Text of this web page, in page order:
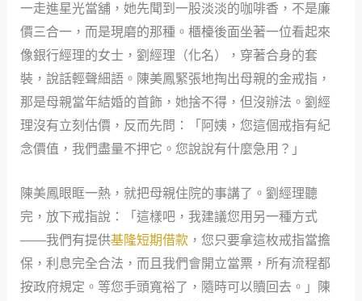
一走進星光當舖，她先聞到一股淡淡的咖啡香，不是廉
價三合一，而是現磨的那種。櫃檯後面坐著一位看起來
像銀行經理的女士，劉經理（化名），穿著合身的套
裝，說話輕聲細語。陳美鳳緊張地掏出母親的金戒指，
那是母親當年結婚的首飾，她捨不得，但沒辦法。劉經
理沒有立刻估價，反而先問：「阿姨，您這個戒指有紀
念價值，我們盡量不押它。您說說有什麼急用？」
陳美鳳眼眶一熱，就把母親住院的事講了。劉經理聽
完，放下戒指說：「這樣吧，我建議您用另一種方式
——我們有提供基隆短期借款，您只要拿這枚戒指當擔
保，利息完全合法，而且我們會開立當票，所有流程都
按政府規定。等您手頭寬裕了，隨時可以贖回去。」陳